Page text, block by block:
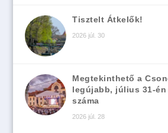
Tisztelt Átkelők!
2026 júl. 30
Megtekinthető a
legújabb, július 31-én
száma
2026 júl. 28